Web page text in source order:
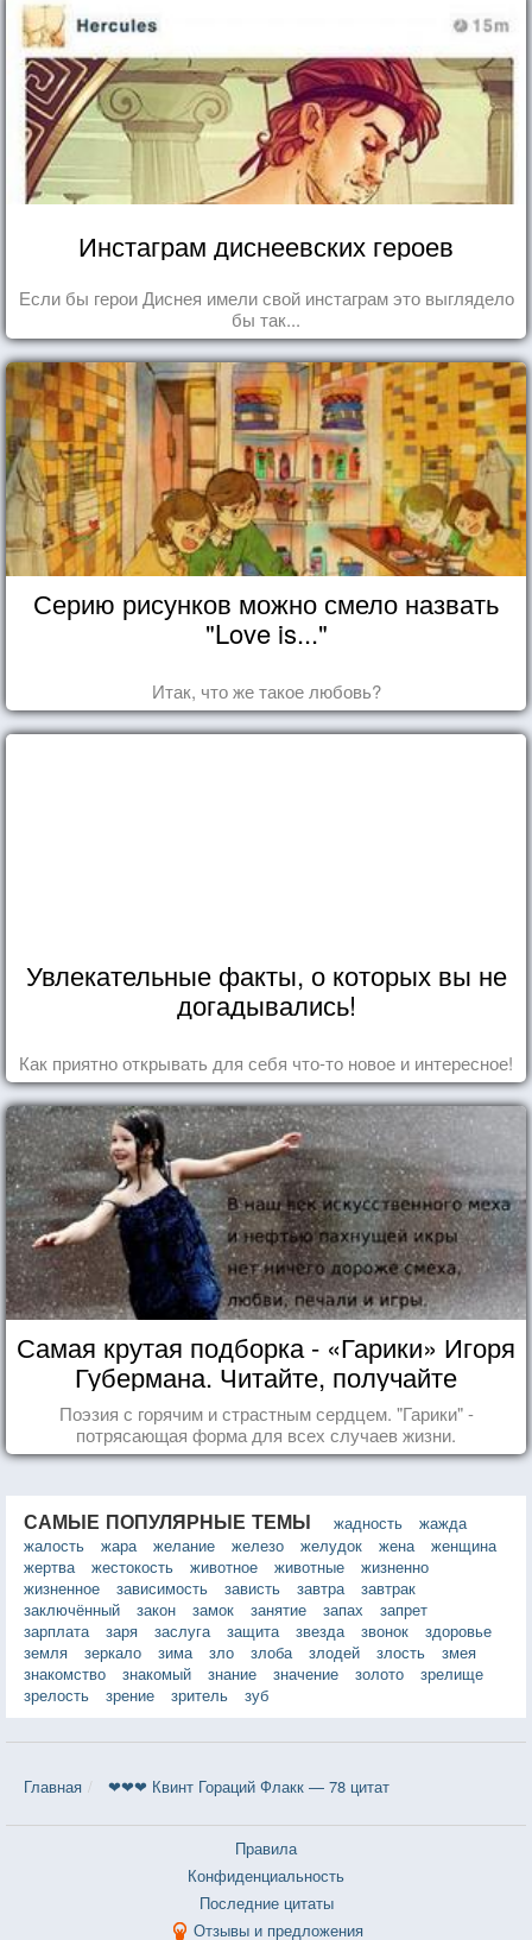
Инстаграм диснеевских героев
Если бы герои Диснея имели свой инстаграм это выглядело
бы так...
Серию рисунков можно смело назвать
"Love is..."
Итак, что же такое любовь?
Увлекательные факты, о которых вы не
догадывались!
Как приятно открывать для себя что-то новое и интересное!
Самая крутая подборка - «Гарики» Игоря
Губермана. Читайте, получайте
удовольствие!
Поэзия с горячим и страстным сердцем. "Гарики" -
потрясающая форма для всех случаев жизни.
САМЫЕ ПОПУЛЯРНЫЕ ТЕМЫ жадность
жажда
жалость
жара желание железо желудок жена
женщина
жертва
жестокость животное животные
жизненно
жизненное
зависимость зависть завтра
завтрак
заключённый
закон замок занятие запах
запрет
зарплата
заря заслуга защита звезда звонок
здоровье
земля
зеркало зима зло злоба злодей злость
змея
знакомство
знакомый знание значение золото
зрелище
зрелость
зрение зритель зуб
Главная ❤❤❤ Квинт Гораций Флакк — 78 цитат
Правила
Конфиденциальность
Последние цитаты
Отзывы и предложения